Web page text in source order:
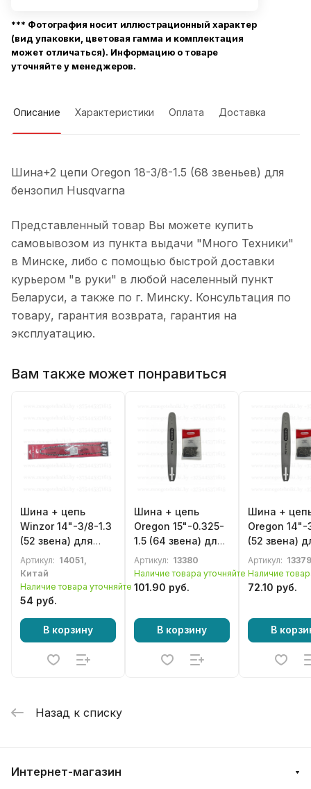
*** Фотография носит иллюстрационный характер
(вид упаковки, цветовая гамма и комплектация
может отличаться). Информацию о товаре
уточняйте у менеджеров.
Описание Характеристики Оплата Доставка
Шина+2 цепи Oregon 18-3/8-1.5 (68 звеньев) для
бензопил Husqvarna
Представленный товар Вы можете купить
самовывозом из пункта выдачи "Много Техники"
в Минске, либо с помощью быстрой доставки
курьером "в руки" в любой населенный пункт
Беларуси, а также по г. Минску. Консультация по
товару, гарантия возврата, гарантия на
эксплуатацию.
Вам также может понравиться
Шина + цепь
Winzor 14"-3/8-1.3
(52 звена) для
бензопилы
Артикул: 14051,
Китай
Наличие товара уточняйте
54 руб.
В корзину
Шина + цепь
Oregon 15"-0.325-
1.5 (64 звена) для
бензопилы
Артикул: 13380
Наличие товара уточняйте
101.90 руб.
В корзину
Шина +
Oregon 14"-
(52 звена)
бензопилы
Артикул: 13379
Наличие
72.10 руб.
В
Назад к списку
Интернет-магазин